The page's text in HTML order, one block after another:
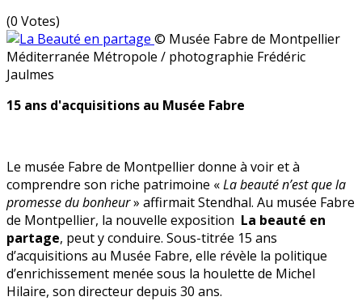
(0 Votes)
© Musée Fabre de Montpellier
Méditerranée Métropole / photographie Frédéric
Jaulmes
15 ans d'acquisitions au Musée Fabre
Le musée Fabre de Montpellier donne à voir et à
comprendre son riche patrimoine «La beauté n’est que la
promesse du bonheur» affirmait Stendhal. Au musée Fabre
de Montpellier, la nouvelle exposition La beauté en
partage, peut y conduire. Sous-titrée 15 ans
d’acquisitions au Musée Fabre, elle révèle la politique
d’enrichissement menée sous la houlette de Michel
Hilaire, son directeur depuis 30 ans.